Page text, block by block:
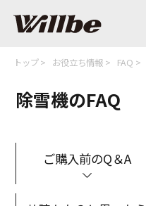
トップ お役立ち情報 FAQ
除雪機のFAQ
ご購入前のQ＆A